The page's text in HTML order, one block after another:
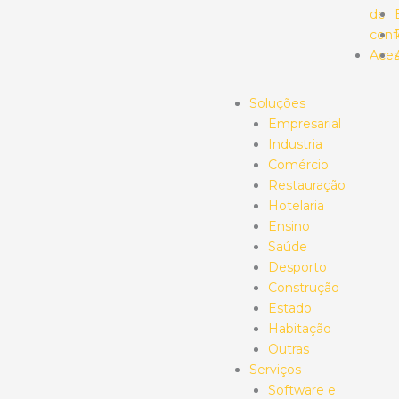
de
Soluções
Empresarial
Industria
Comércio
Restauração
Hotelaria
Ensino
Saúde
Desporto
Construção
Estado
Habitação
Outras
Serviços
Software e